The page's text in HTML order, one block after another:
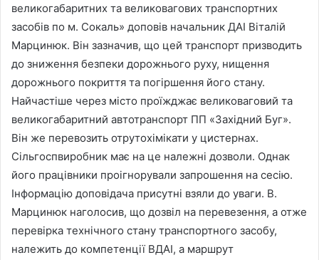
великогабаритних та великовагових транспортних
засобів по м. Сокаль» доповів начальник ДАІ Віталій
Марцинюк. Він зазначив, що цей транспорт призводить
до зниження безпеки дорожнього руху, нищення
дорожнього покриття та погіршення його стану.
Найчастіше через місто проїжджає великоваговий та
великогабаритний автотранспорт ПП «Західний Буг».
Він же перевозить отрутохімікати у цистернах.
Cільгоспвиробник має на це належні дозволи. Однак
його працівники проігнорували запрошення на сесію.
Інформацію доповідача присутні взяли до уваги. В.
Марцинюк наголосив, що дозвіл на перевезення, а отже
перевірка технічного стану транспортного засобу,
належить до компетенції ВДАІ, а маршрут